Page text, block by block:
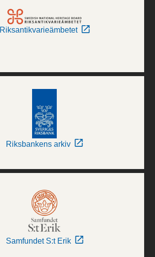
Riksantikvarieämbetet
Riksbankens arkiv
Samfundet S:t Erik